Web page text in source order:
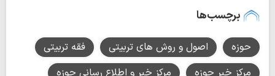
برچسب‌ها
حوزه اصول و روش های تربیتی
فقه تربیتی
مرکز خبر حوزه
مرکز خبر و اطلاع رسانی حوزه